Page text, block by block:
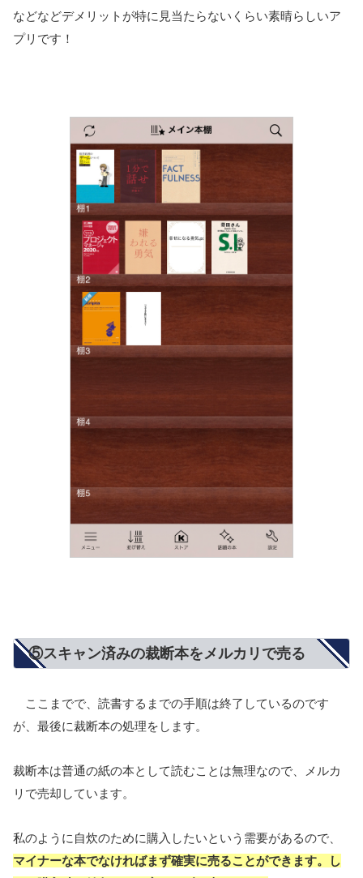
などなどデメリットが特に見当たらないくらい素晴らしいア
プリです！
⑤スキャン済みの裁断本をメルカリで売る
ここまでで、読書するまでの手順は終了しているのです
が、最後に裁断本の処理をします。
裁断本は普通の紙の本として読むことは無理なので、メルカ
リで売却しています。
私のように自炊のために購入したいという需要があるので、
マイナーな本でなければまず確実に売ることができます。し